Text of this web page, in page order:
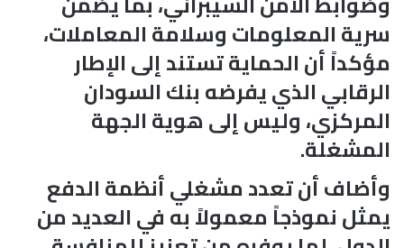
سرية المعلومات وسلامة المعاملات،
مؤكداً أن الحماية تستند إلى الإطار
الرقابي الذي يفرضه بنك السودان
المركزي، وليس إلى هوية الجهة
المشغلة.
وأضاف أن تعدد مشغلي أنظمة الدفع
يمثل نموذجاً معمولاً به في العديد من